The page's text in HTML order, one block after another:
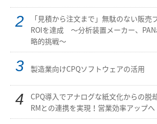
「見積から注文まで」無駄のない販売
ROIを達成 ～分析装置メーカー、
略的挑戦～
製造業向けCPQソフトウェアの活用
CPQ導入でアナログな紙文化からの脱
RMとの連携を実現！営業効率アップへ